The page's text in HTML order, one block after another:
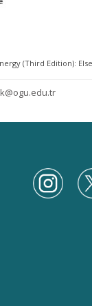
(Third Edition):